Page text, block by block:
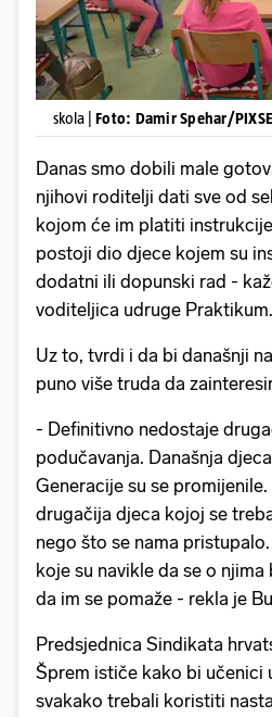
skola | Foto: Damir Spehar/
Danas smo dobili male
njihovi roditelji dati sve od
kojom će im platiti
postoji dio djece kojem su
dodatni ili dopunski rad -
voditeljica udruge Praktikum.
Uz to, tvrdi i da bi današnji
puno više truda da
- Definitivno nedostaje
podučavanja. Današnja
Generacije su se
drugačija djeca kojoj se
nego što se nama
koje su navikle da se o njima
da im se pomaže - rekla je
Predsjednica Sindikata
Šprem ističe kako bi učenici
svakako trebali koristiti